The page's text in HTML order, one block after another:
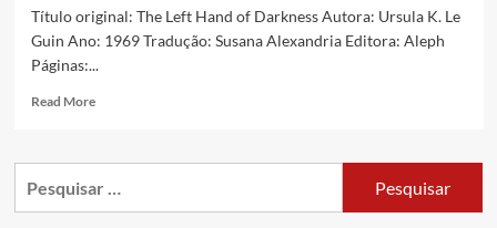
Título original: The Left Hand of Darkness Autora: Ursula K. Le
Guin Ano: 1969 Tradução: Susana Alexandria Editora: Aleph
Páginas:...
Read More